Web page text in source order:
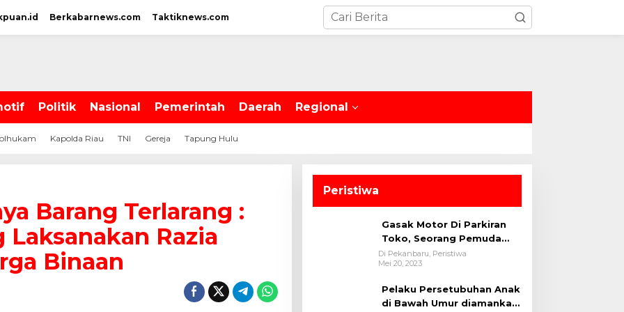
Berkabarnews.com Taktiknews.com
Politik Nasional Pemerintah Daerah Regional
Kapolda Riau TNI Gereja Tapung Hulu
Barang Terlarang :
Razia
Binaan
Peristiwa
Gasak Motor Di Parkiran
Toko, Seorang Pemuda
Diamankan Polsek Bukit
Raya
Di Pekanbaru, Peristiwa
Mei 20, 2023
Pelaku Persetubuhan Anak
di Bawah Umur diamankan